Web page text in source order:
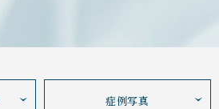
症例写真